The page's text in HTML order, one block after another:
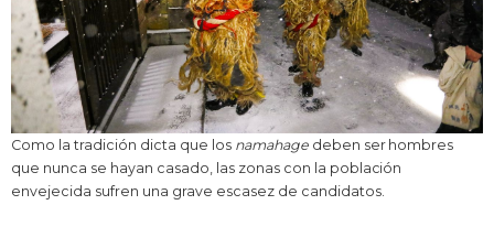
Como la tradición dicta que los namahagedeben ser hombres
que nunca se hayan casado, las zonas con la población
envejecida sufren una grave escasez de candidatos.